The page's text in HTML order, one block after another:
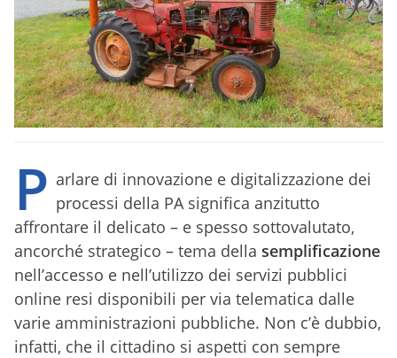
P arlare di innovazione e digitalizzazione dei
processi della PA significa anzitutto
affrontare il delicato – e spesso sottovalutato,
ancorché strategico – tema della semplificazione
nell’accesso e nell’utilizzo dei servizi pubblici
online resi disponibili per via telematica dalle
varie amministrazioni pubbliche. Non c’è dubbio,
infatti, che il cittadino si aspetti con sempre